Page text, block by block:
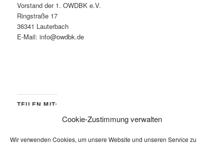
Cookie-Zustimmung verwalten
Wir verwenden Cookies, um unsere Website und unseren Service zu
Vorstand der 1. OWDBK e.V.
Ringstraße 17
36341 Lauterbach
E-Mail: info@owdbk.de
TEILEN MIT:
WhatsApp Drucken